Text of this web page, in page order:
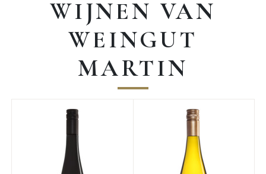
WIJNEN VAN
WEINGUT
MARTIN